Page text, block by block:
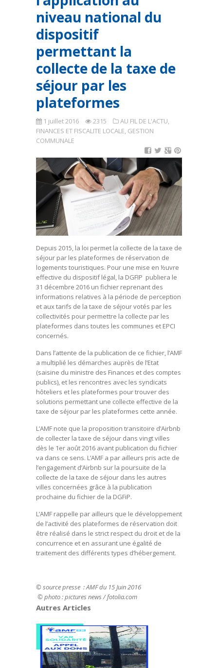
niveau national du
dispositif
permettant la
collecte de la taxe de
séjour par les
plateformes
1 juillet 2016 2315 AU FIL DE L'ACTU,
FINANCES ET FISCALITE LOCALE, GESTION
COMMUNALE
Depuis 2015, la loi permet la collecte de la taxe de
séjour par les plateformes de réservation de
logements touristiques. Pour une mise en ½uvre
effective du dispositif légal, la DGFIP publiera le
31 décembre 2016 un fichier reprenant des
informations relatives à la période de perception
et aux tarifs de la taxe de séjour votés par les
collectivités pour permettre la collecte par les
plateformes dans toutes les communes et EPCI
concernés.
Dans l’attente de la publication de ce fichier, l’AMF
a multiplié les démarches auprès de l’Etat
(saisine du ministre des Finances et des comptes
publics), et les rencontres avec les syndicats
hôteliers et les plateformes pour trouver des
solutions permettant une collecte effective de la
taxe de séjour par les plateformes cette année.
L’AMF note que la proposition transitoire d’Airbnb
de collecter la taxe de séjour dans vingt villes
dès le 1er août 2016 avant publication du fichier
va dans ce sens. L’AMF a par ailleurs pris acte de
l’engagement d’Airbnb sur la poursuite de la
collecte de la taxe de séjour dans les autres
villes concernées grâce à la publication
prochaine du fichier de la DGFiP.
L’AMF rappelle par ailleurs que le développement
de l’activité des plateformes de réservation doit
être réalisé dans le strict respect du droit et de la
concurrence et en assurant une égalité de
traitement des différents types d’hébergement.
© source presse : AMF du 15 Juin 2016
© photo : pictures news / fotolia.com
Autres Articles